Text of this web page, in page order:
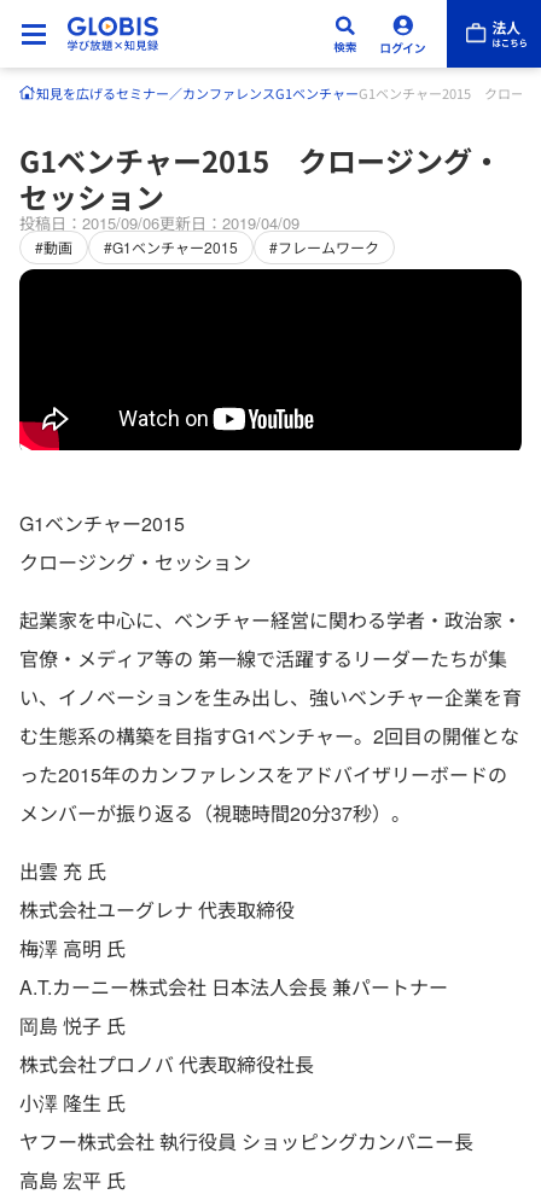
知見を広げるセミナー／カンファレンスG1ベンチャーG1ベンチャー2015 クロージ
G1ベンチャー2015 クロージング・
セッション
投稿日：2015/09/06更新日：2019/04/09
#動画 #G1ベンチャー2015 #フレームワーク
G1ベンチャー2015
クロージング・セッション
起業家を中心に、ベンチャー経営に関わる学者・政治家・
官僚・メディア等の 第一線で活躍するリーダーたちが集
い、イノベーションを生み出し、強いベンチャー企業を育
む生態系の構築を目指すG1ベンチャー。2回目の開催とな
った2015年のカンファレンスをアドバイザリーボードの
メンバーが振り返る（視聴時間20分37秒）。
出雲 充 氏
株式会社ユーグレナ 代表取締役
梅澤 高明 氏
A.T.カーニー株式会社 日本法人会長 兼パートナー
岡島 悦子 氏
株式会社プロノバ 代表取締役社長
小澤 隆生 氏
ヤフー株式会社 執行役員 ショッピングカンパニー長
高島 宏平 氏